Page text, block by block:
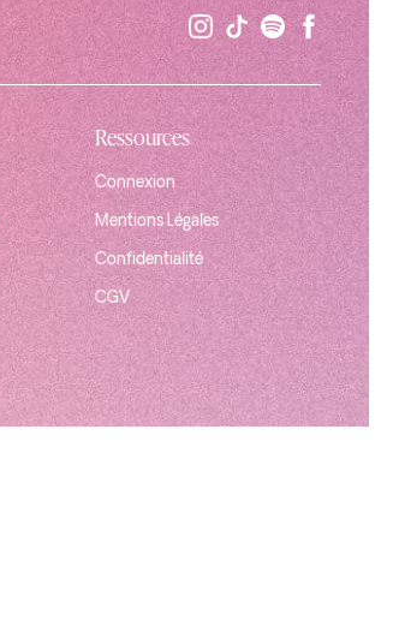
Ressources
Connexion
Mentions Légales
Confidentialité
CGV